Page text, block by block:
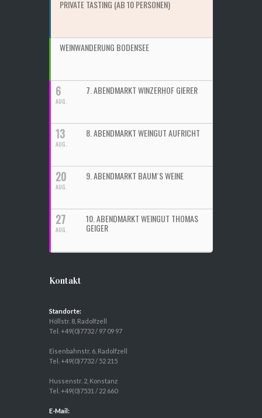
PRIVATE TASTING (AB 10 PERSONEN)
WEINWANDERUNG BODENSEE
6
AUG.
7. ABENDMARKT WINZERHOF GIERER
13
AUG.
8. ABENDMARKT WEINGUT AUFRICHT
20
AUG.
9. ABENDMARKT BAUM´S WEINE
27
AUG.
10. ABENDMARKT WEINGUT THOMAS
GEIGER
Kontakt
Standorte:
Höllstr. 8, Radolfzell
Tel. +49(0)7732 / 97 09 97
Eisenbahnstr. 6, Radolfzell
Tel. +49(0)7732 / 52 215
Hussenstr. 2, Konstanz
Tel. +49(0)7531 / 22 660
E-Mail: